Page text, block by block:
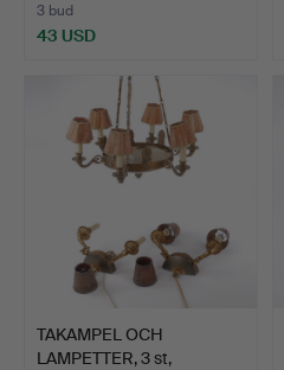
3 bud
43 USD
TAKAMPEL OCH
LAMPETTER, 3 st,